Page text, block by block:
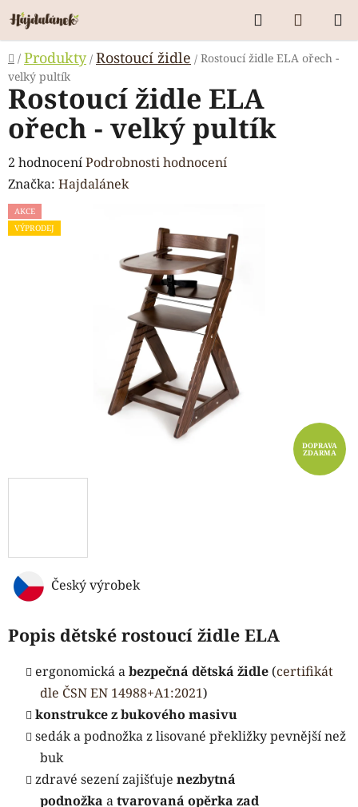
Přejít
na
obsah
Hledat
KOŠÍK
Domů
/ Produkty / Rostoucí židle / Rostoucí židle ELA ořech -
velký pultík
Český výrobek
Popis dětské rostoucí židle ELA
ergonomická abezpečná dětská židle (certifikát
dle ČSN EN 14988+A1:2021)
konstrukce z bukového masivu
sedák a podnožka z lisované překližky pevnější než
buk
zdravé sezení zajišťuje nezbytná
podnožka atvarovaná opěrka zad
Rostoucí židle ELA
ořech - velký pultík
Průměrné
hodnocení
produktu
je
2 hodnoceníPodrobnosti hodnocení
Značka: Hajdalánek
AKCE
VÝPRODEJ
DOPRAVA
ZDARMA